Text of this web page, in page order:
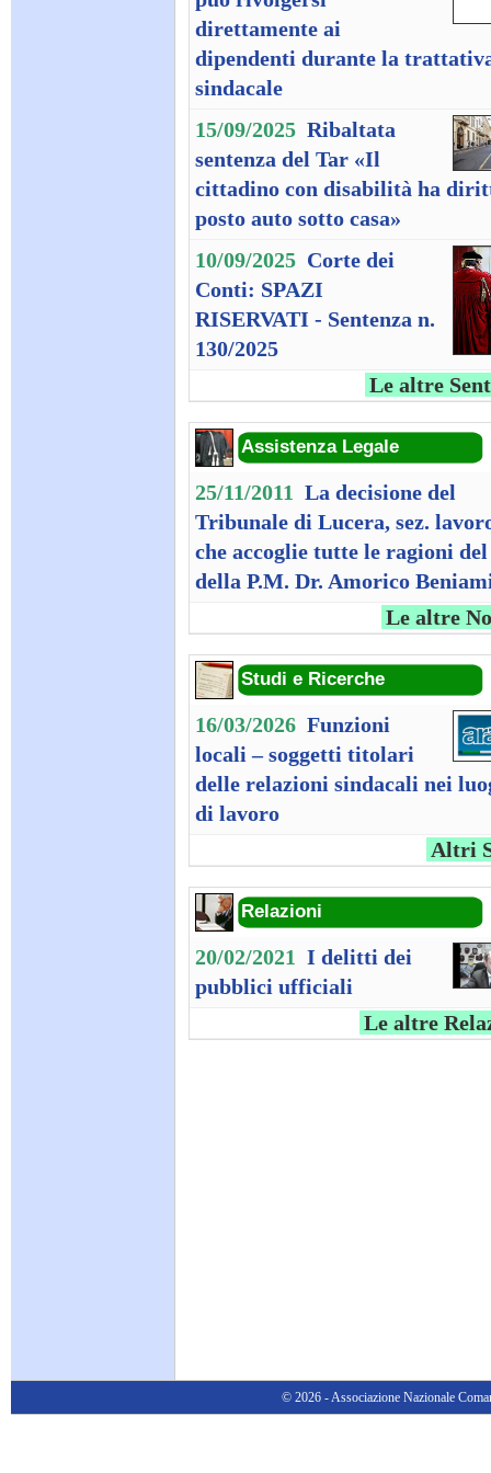
direttamente ai
dipendenti durante la
sindacale
15/09/2025 Ribaltata
sentenza del Tar «Il
cittadino con disabilità ha
posto auto sotto casa»
10/09/2025 Corte dei
Conti: SPAZI
RISERVATI - Sentenza n.
130/2025
Le altre
Assistenza Legale
25/11/2011 La decisione del
Tribunale di Lucera, sez.
che accoglie tutte le ragioni
della P.M. Dr. Amorico
Le altre
Studi e Ricerche
16/03/2026 Funzioni
locali – soggetti titolari
delle relazioni sindacali nei
di lavoro
Altri
Relazioni
20/02/2021 I delitti dei
pubblici ufficiali
Le altre
© 2026 - Associazione Nazionale